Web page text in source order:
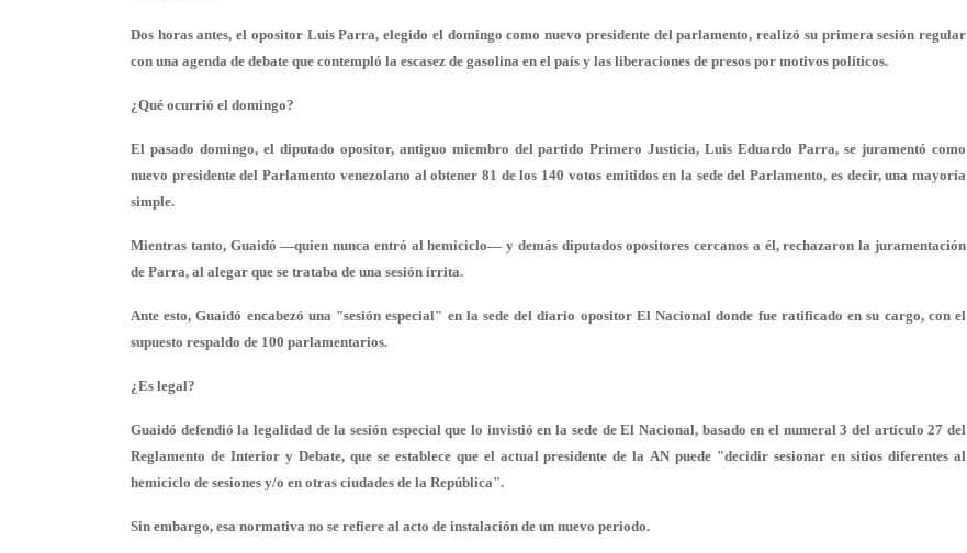
Dos horas antes, el opositor Luis Parra, elegido el domingo como nuevo presidente del parlamento, realizó su primera sesión regular
con una agenda de debate que contempló la escasez de gasolina en el país y las liberaciones de presos por motivos políticos.
¿Qué ocurrió el domingo?
El pasado domingo, el diputado opositor, antiguo miembro del partido Primero Justicia, Luis Eduardo Parra, se juramentó como
nuevo presidente del Parlamento venezolano al obtener 81 de los 140 votos emitidos en la sede del Parlamento, es decir, una mayoría
simple.
Mientras tanto, Guaidó —quien nunca entró al hemiciclo— y demás diputados opositores cercanos a él, rechazaron la juramentación
de Parra, al alegar que se trataba de una sesión írrita.
Ante esto, Guaidó encabezó una "sesión especial" en la sede del diario opositor El Nacional donde fue ratificado en su cargo, con el
supuesto respaldo de 100 parlamentarios.
¿Es legal?
Guaidó defendió la legalidad de la sesión especial que lo invistió en la sede de El Nacional, basado en el numeral 3 del artículo 27 del
Reglamento de Interior y Debate, que se establece que el actual presidente de la AN puede "decidir sesionar en sitios diferentes al
hemiciclo de sesiones y/o en otras ciudades de la República".
Sin embargo, esa normativa no se refiere al acto de instalación de un nuevo periodo.